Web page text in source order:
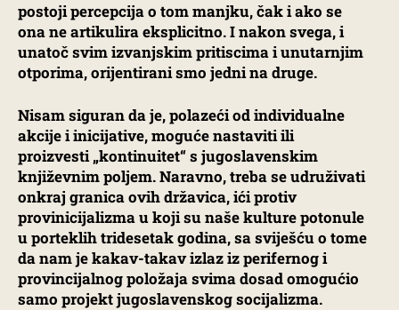
postoji percepcija o tom manjku, čak i ako se
ona ne artikulira eksplicitno. I nakon svega, i
unatoč svim izvanjskim pritiscima i unutarnjim
otporima, orijentirani smo jedni na druge.
Nisam siguran da je, polazeći od individualne
akcije i inicijative, moguće nastaviti ili
proizvesti „kontinuitet“ s jugoslavenskim
književnim poljem. Naravno, treba se udruživati
onkraj granica ovih državica, ići protiv
provinicijalizma u koji su naše kulture potonule
u porteklih tridesetak godina, sa sviješću o tome
da nam je kakav-takav izlaz iz perifernog i
provincijalnog položaja svima dosad omogućio
samo projekt jugoslavenskog socijalizma.